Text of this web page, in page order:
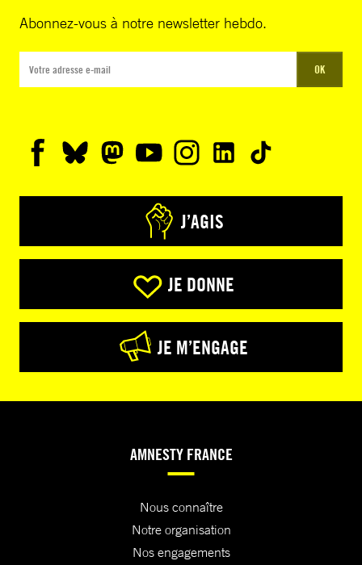
Abonnez-vous à notre newsletter hebdo.
OK
J’AGIS
JE DONNE
JE M’ENGAGE
AMNESTY FRANCE
Nous connaître
Notre organisation
Nos engagements